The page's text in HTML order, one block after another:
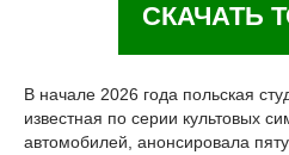
СКАЧАТЬ
В начале 2026 года польская
известная по серии культовых
автомобилей, анонсировала